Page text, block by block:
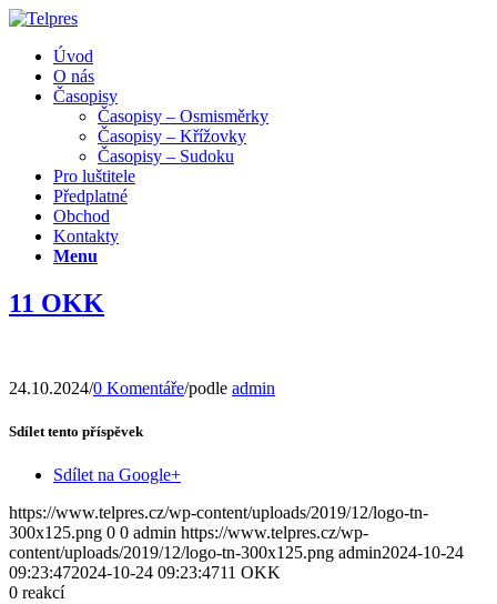
Úvod
O nás
Časopisy
Časopisy – Osmisměrky
Časopisy – Křížovky
Časopisy – Sudoku
Pro luštitele
Předplatné
Obchod
Kontakty
Menu
11 OKK
24.10.2024/0 Komentáře/podle admin
Sdílet tento příspěvek
Sdílet na Google+
https://www.telpres.cz/wp-content/uploads/2019/12/logo-tn-
300x125.png 0 0 admin https://www.telpres.cz/wp-
content/uploads/2019/12/logo-tn-300x125.png admin2024-10-24
09:23:472024-10-24 09:23:4711 OKK
0 reakcí